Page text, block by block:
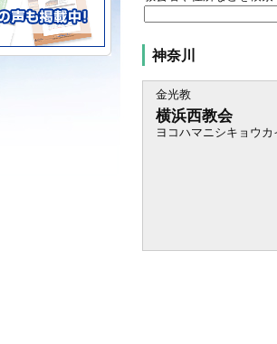
神奈川
金光教
横浜西教会
ヨコハマニシキョウカ